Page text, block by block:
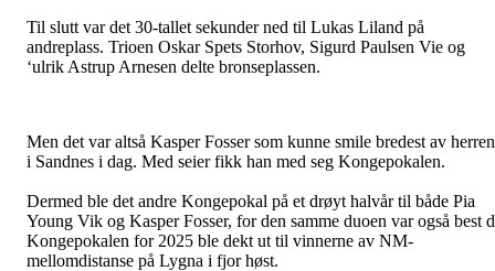
Til slutt var det 30-tallet sekunder ned til Lukas Liland på
andreplass. Trioen Oskar Spets Storhov, Sigurd Paulsen Vie og
‘ulrik Astrup Arnesen delte bronseplassen.
Men det var altså Kasper Fosser som kunne smile bredest av
i Sandnes i dag. Med seier fikk han med seg Kongepokalen.
Dermed ble det andre Kongepokal på et drøyt halvår til både Pia
Young Vik og Kasper Fosser, for den samme duoen var også best
Kongepokalen for 2025 ble dekt ut til vinnerne av NM-
mellomdistanse på Lygna i fjor høst.